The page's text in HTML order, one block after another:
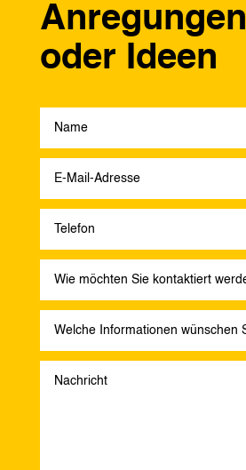
Anregungen
oder Ideen